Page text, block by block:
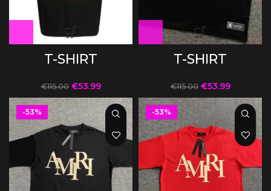
T-SHIRT
€115.00 €53.99
T-SHIRT
€115.00 €53.99
-53% -53%